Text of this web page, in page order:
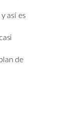
así es
de